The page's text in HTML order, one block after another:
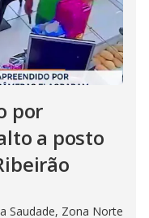
por
a posto
Saudade, Zona Norte